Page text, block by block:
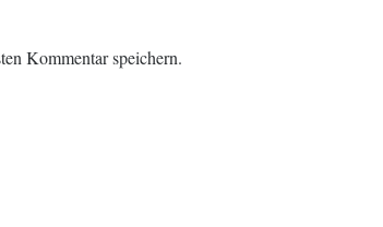
Kommentar speichern.